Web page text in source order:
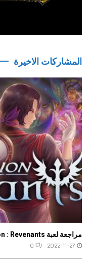
المشاركات الاخيرة
مراجعة لعبة Fallen Legion : Revenants
2022-11-27
0